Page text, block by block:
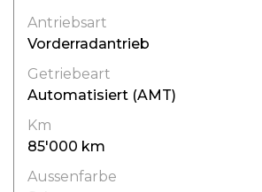
Antriebsart
Vorderradantrieb
Getriebeart
Automatisiert (AMT)
Km
85'000 km
Aussenfarbe